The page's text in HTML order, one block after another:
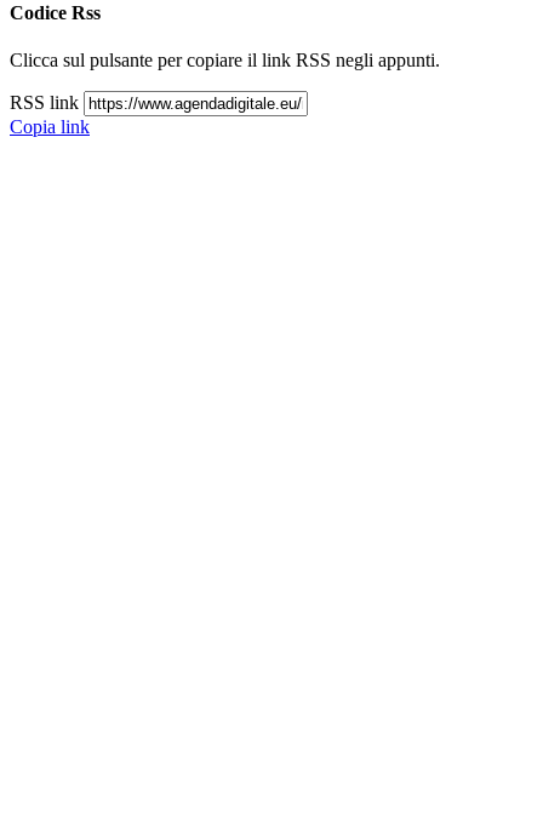
Codice Rss
Clicca sul pulsante per copiare il link RSS negli appunti.
RSS link
Copia link